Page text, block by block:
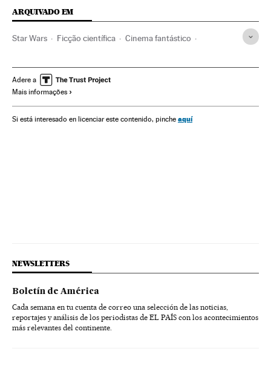
ARQUIVADO EM
Star Wars Ficção científica Cinema fantástico
Adere a
Mais informações
Si está interesado en licenciar este contenido, pinche aquí
NEWSLETTERS
Boletín de América
Cada semana en tu cuenta de correo una selección de las noticias,
reportajes y análisis de los periodistas de EL PAÍS con los acontecimientos
más relevantes del continente.